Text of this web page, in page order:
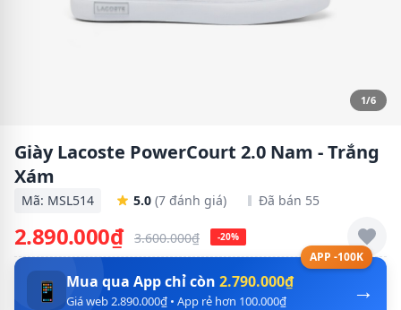
1/6
Giày Lacoste PowerCourt 2.0 Nam - Trắng
Xám
Mã: MSL514 5.0 (7 đánh giá) Đã bán 55
2.890.000₫ 3.600.000₫ -20%
APP -100K
→
📱 Mua qua App chỉ còn 2.790.000₫
Giá web 2.890.000₫ • App rẻ hơn 100.000₫